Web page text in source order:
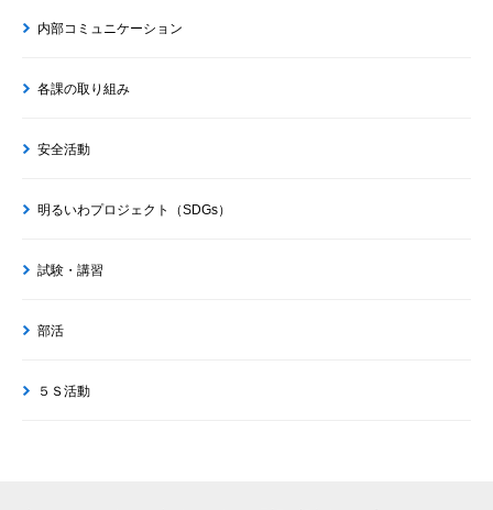
内部コミュニケーション
各課の取り組み
安全活動
明るいわプロジェクト（SDGs）
試験・講習
部活
５Ｓ活動